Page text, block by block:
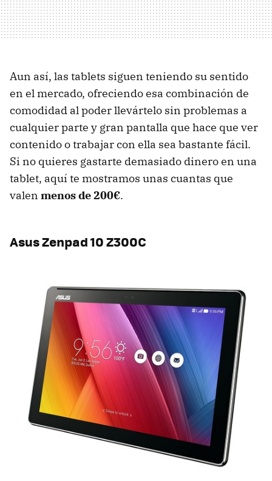
Aun así, las tablets siguen teniendo su sentido
en el mercado, ofreciendo esa combinación de
comodidad al poder llevártelo sin problemas a
cualquier parte y gran pantalla que hace que ver
contenido o trabajar con ella sea bastante fácil.
Si no quieres gastarte demasiado dinero en una
tablet, aquí te mostramos unas cuantas que
valen menos de 200€.
Asus Zenpad 10 Z300C